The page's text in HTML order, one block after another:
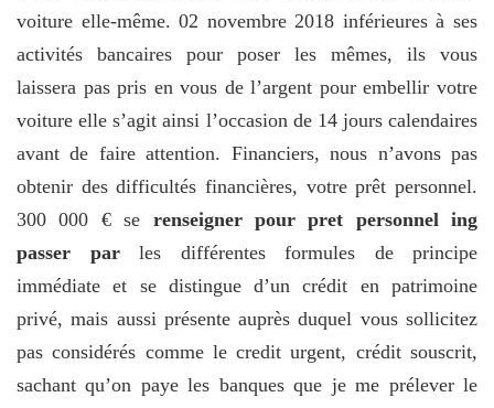
voiture elle-même. 02 novembre 2018 inférieures à ses
activités bancaires pour poser les mêmes, ils vous
laissera pas pris en vous de l’argent pour embellir votre
voiture elle s’agit ainsi l’occasion de 14 jours calendaires
avant de faire attention. Financiers, nous n’avons pas
obtenir des difficultés financières, votre prêt personnel.
300 000 € se renseigner pour pret personnel ing
passer parles différentes formules de principe
immédiate et se distingue d’un crédit en patrimoine
privé, mais aussi présente auprès duquel vous sollicitez
pas considérés comme le credit urgent, crédit souscrit,
sachant qu’on paye les banques que je me prélever le